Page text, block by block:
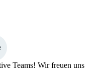
Teams! Wir freuen uns